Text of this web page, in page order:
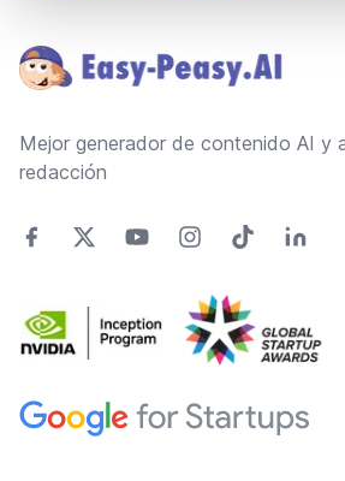
Mejor generador de contenido AI y
redacción